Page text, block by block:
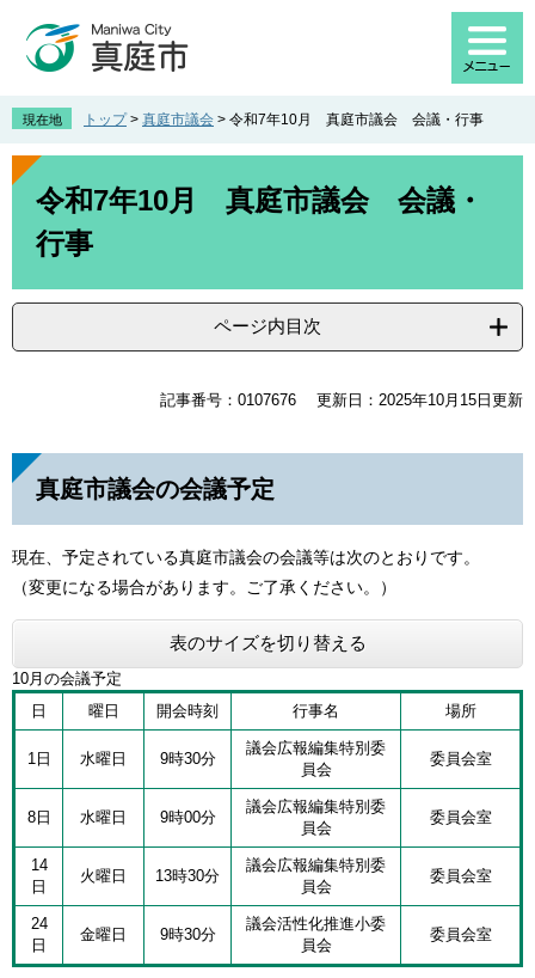
先
す
を
し
へ
現在地 トップ > 真庭市議会 > 令和7年10月 真庭市議会 会議・行事
本
令和7年10月 真庭市議会 会議・
行事
ページ内目次
記事番号：0107676 更新日：2025年10月15日更新
真庭市議会の会議予定
現在、予定されている真庭市議会の会議等は次のとおりです。
（変更になる場合があります。ご了承ください。）
表のサイズを切り替える
10月の会議予定
日
曜日 開会時刻 行事名 場所
1日 水曜日 9時30分
議会広報編集特別委
員会
委員会室
8日 水曜日 9時00分
議会広報編集特別委
員会
委員会室
14
日
火曜日 13時30分
議会広報編集特別委
員会
委員会室
24
日
金曜日 9時30分
議会活性化推進小委
員会
委員会室